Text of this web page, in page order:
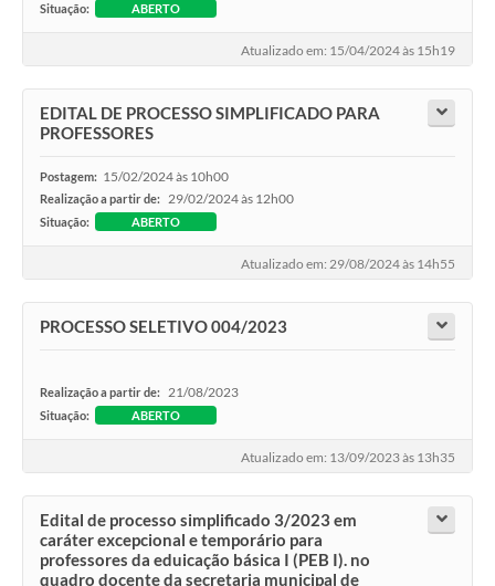
Situação: ABERTO
Atualizado em: 15/04/2024 às 15h19
EDITAL DE PROCESSO SIMPLIFICADO PARA
PROFESSORES
Postagem: 15/02/2024 às 10h00
Realização a partir de: 29/02/2024 às 12h00
Situação: ABERTO
Atualizado em: 29/08/2024 às 14h55
PROCESSO SELETIVO 004/2023
Realização a partir de: 21/08/2023
Situação: ABERTO
Atualizado em: 13/09/2023 às 13h35
Edital de processo simplificado 3/2023 em
caráter excepcional e temporário para
professores da eduicação básica I (PEB I). no
quadro docente da secretaria municipal de